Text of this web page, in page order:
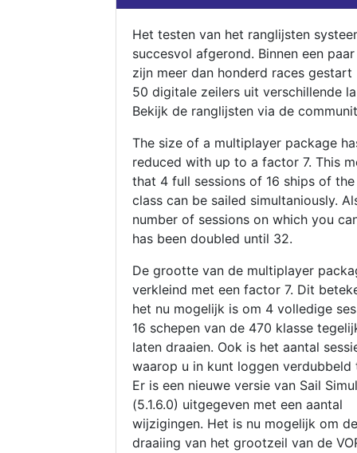
Het testen van het ranglijsten
succesvol afgerond. Binnen een
zijn meer dan honderd races gestart
50 digitale zeilers uit verschillende
Bekijk de ranglijsten via de
The size of a multiplayer package
reduced with up to a factor 7. This
that 4 full sessions of 16 ships of
class can be sailed simultaniously.
number of sessions on which you
has been doubled until 32.
De grootte van de multiplayer
verkleind met een factor 7. Dit
het nu mogelijk is om 4 volledige
16 schepen van de 470 klasse
laten draaien. Ook is het aantal
waarop u in kunt loggen verdubbeld
Er is een nieuwe versie van Sail
(5.1.6.0) uitgegeven met een aantal
wijzigingen. Het is nu mogelijk om de
draaiing van het grootzeil van de